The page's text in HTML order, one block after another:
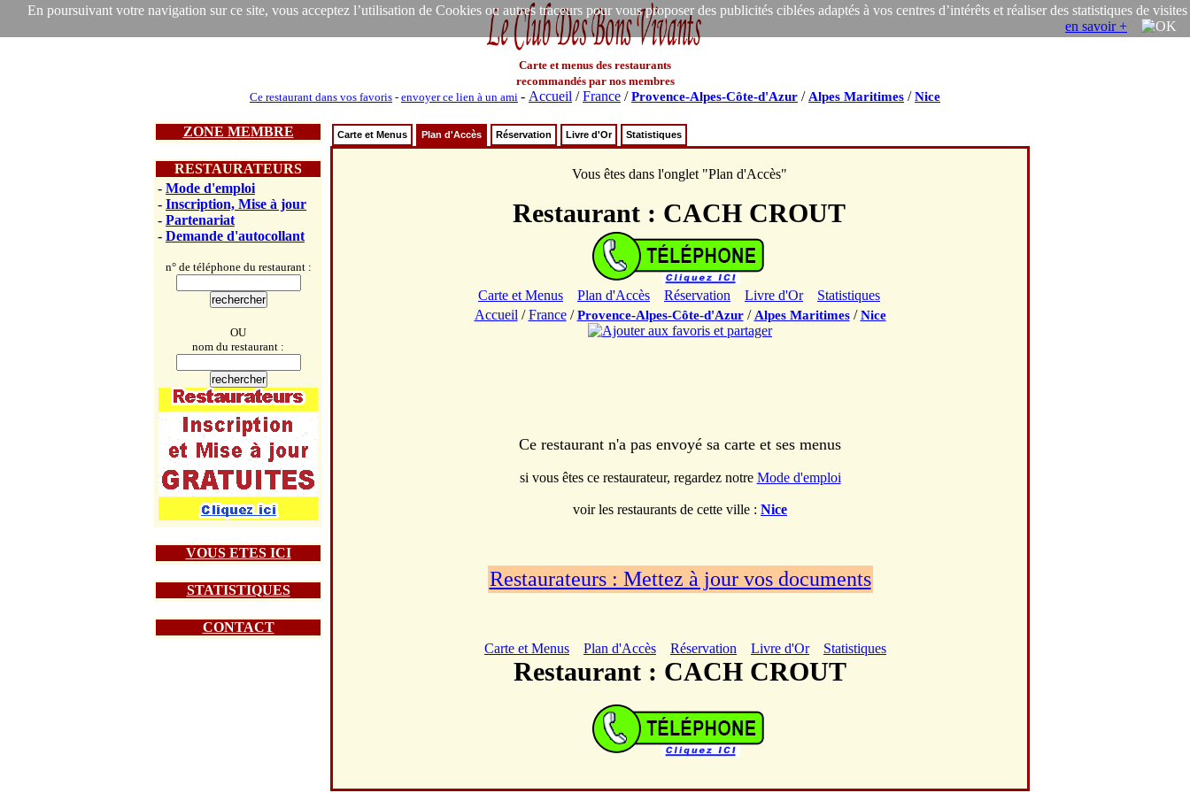
En poursuivant votre navigation sur ce site, vous acceptez l’utilisation de Cookies ou autres traceurs pour vous proposer des publicités ciblées adaptés à vos centres d’intérêts et réaliser des statistiques de visites
en savoir +
Carte et menus des restaurants
recommandés par nos membres
Ce restaurant dans vos favoris - envoyer ce lien à un ami - Accueil /France /Provence-Alpes-Côte-d'Azur / Alpes Maritimes /Nice
ZONE MEMBRE
RESTAURATEURS
- Mode d'emploi
- Inscription, Mise à jour
- Partenariat
- Demande d'autocollant
n° de téléphone du restaurant :
OU
nom du restaurant :
VOUS ETES ICI
STATISTIQUES
CONTACT
Carte et Menus Plan d'Accès Réservation Livre d'Or Statistiques
Vous êtes dans l'onglet "Plan d'Accès"
Restaurant : CACH CROUT
Carte et Menus Plan d'Accès Réservation Livre d'Or
Statistiques
Accueil /France/Provence-Alpes-Côte-d'Azur/ Alpes Maritimes/Nice
Ce restaurant n'a pas envoyé sa carte et ses menus
si vous êtes ce restaurateur, regardez notre Mode d'emploi
voir les restaurants de cette ville : Nice
Restaurateurs : Mettez à jour vos documents
Carte et Menus Plan d'Accès Réservation Livre d'Or Statistiques
Restaurant : CACH CROUT